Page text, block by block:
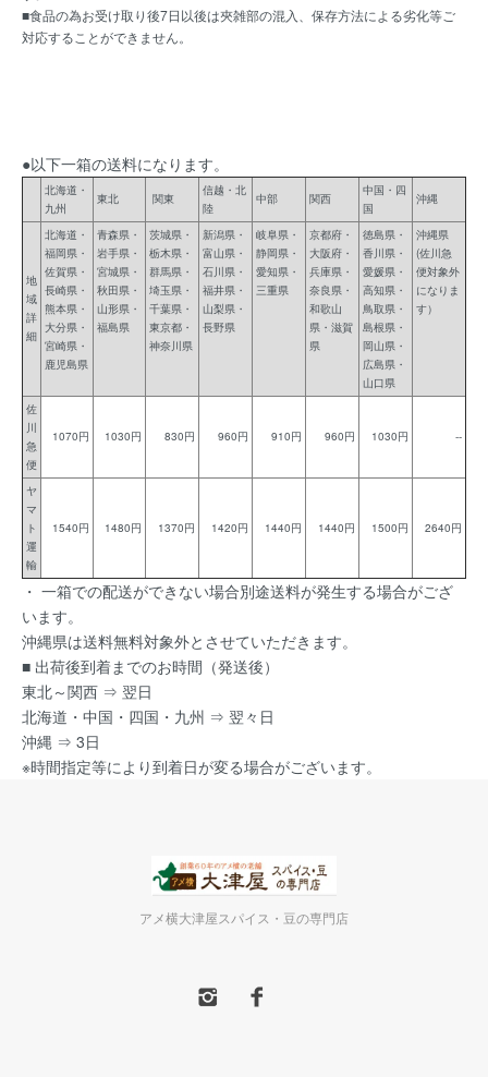
■食品の為お受け取り後7日以後は夾雑部の混入、保存方法による劣化等ご
対応することができません。
●以下一箱の送料になります。
北海道・
九州
東北 関東
信越・北
陸
中部 関西
中国・四
国
沖縄
地
域
詳
細
北海道・
福岡県・
佐賀県・
長崎県・
熊本県・
大分県・
宮崎県・
鹿児島県
青森県・
岩手県・
宮城県・
秋田県・
山形県・
福島県
茨城県・
栃木県・
群馬県・
埼玉県・
千葉県・
東京都・
神奈川県
新潟県・
富山県・
石川県・
福井県・
山梨県・
長野県
岐阜県・
静岡県・
愛知県・
三重県
京都府・
大阪府・
兵庫県・
奈良県・
和歌山
県・滋賀
県
徳島県・
香川県・
愛媛県・
高知県・
鳥取県・
島根県・
岡山県・
広島県・
山口県
沖縄県
(佐川急
便対象外
になりま
す）
佐
川
急
便
1070円 1030円 830円 960円 910円 960円 1030円 --
ヤ
マ
ト
運
輸
1540円 1480円 1370円 1420円 1440円 1440円 1500円 2640円
・ 一箱での配送ができない場合別途送料が発生する場合がござ
います。
沖縄県は送料無料対象外とさせていただきます。
■ 出荷後到着までのお時間（発送後）
東北～関西 ⇒ 翌日
北海道・中国・四国・九州 ⇒ 翌々日
沖縄 ⇒ 3日
※時間指定等により到着日が変る場合がございます。
アメ横大津屋スパイス・豆の専門店